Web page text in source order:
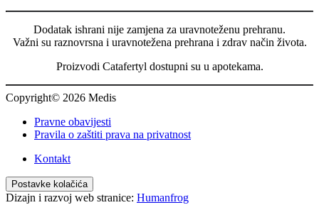
Dodatak ishrani nije zamjena za uravnoteženu prehranu.
Važni su raznovrsna i uravnotežena prehrana i zdrav način života.
Proizvodi Catafertyl dostupni su u apotekama.
Copyright© 2026 Medis
Pravne obavijesti
Pravila o zaštiti prava na privatnost
Kontakt
Postavke kolačića
Dizajn i razvoj web stranice: Humanfrog